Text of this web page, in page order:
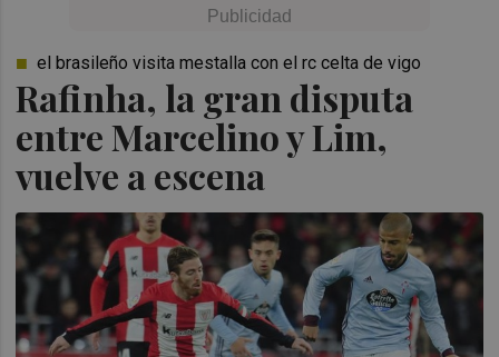
Rafinha, la gran disputa
entre Marcelino y Lim,
vuelve a escena
el brasileño visita mestalla con el rc celta de vigo